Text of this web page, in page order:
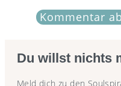
Du willst nichts
Meld dich zu den